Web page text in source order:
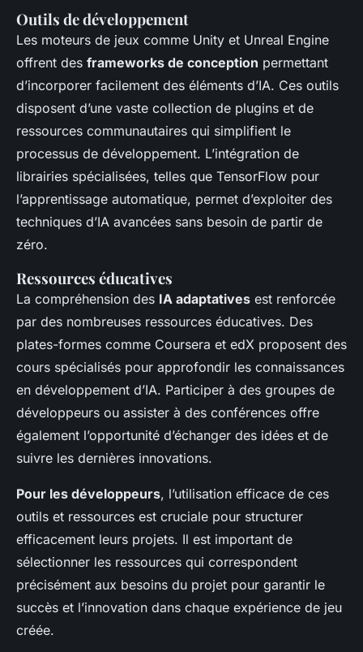
Outils de développement
Les moteurs de jeux comme Unity et Unreal Engine
offrent des frameworks de conception permettant
d’incorporer facilement des éléments d’IA. Ces outils
disposent d’une vaste collection de plugins et de
ressources communautaires qui simplifient le
processus de développement. L’intégration de
librairies spécialisées, telles que TensorFlow pour
l’apprentissage automatique, permet d’exploiter des
techniques d’IA avancées sans besoin de partir de
zéro.
Ressources éducatives
La compréhension des IA adaptatives est renforcée
par des nombreuses ressources éducatives. Des
plates-formes comme Coursera et edX proposent des
cours spécialisés pour approfondir les connaissances
en développement d’IA. Participer à des groupes de
développeurs ou assister à des conférences offre
également l’opportunité d’échanger des idées et de
suivre les dernières innovations.
Pour les développeurs, l’utilisation efficace de ces
outils et ressources est cruciale pour structurer
efficacement leurs projets. Il est important de
sélectionner les ressources qui correspondent
précisément aux besoins du projet pour garantir le
succès et l’innovation dans chaque expérience de jeu
créée.